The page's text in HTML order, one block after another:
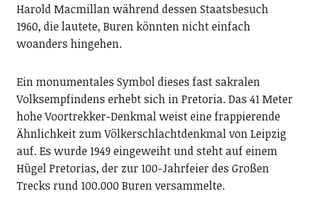
Harold Macmillan während dessen Staatsbesuch
1960, die lautete, Buren könnten nicht einfach
woanders hingehen.
Ein monumentales Symbol dieses fast sakralen
Volksempfindens erhebt sich in Pretoria. Das 41 Meter
hohe Voortrekker-Denkmal weist eine frappierende
Ähnlichkeit zum Völkerschlachtdenkmal von Leipzig
auf. Es wurde 1949 eingeweiht und steht auf einem
Hügel Pretorias, der zur 100-Jahrfeier des Großen
Trecks rund 100.000 Buren versammelte.